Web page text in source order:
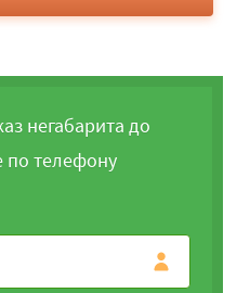
негабарита до
по телефону